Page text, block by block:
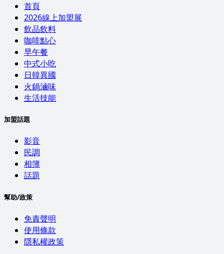
首頁
2026線上加盟展
飲品飲料
咖啡點心
早午餐
中式小吃
日韓異國
火鍋滷味
生活技能
加盟話題
影音
民調
相簿
話題
幫助/政策
免責聲明
使用條款
隱私權政策